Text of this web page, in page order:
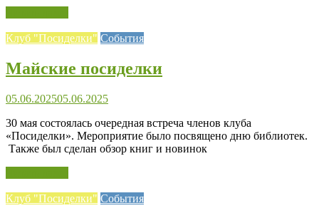
Клуб "Посиделки" События
Майские посиделки
05.06.202505.06.2025
30 мая состоялась очередная встреча членов клуба
«Посиделки». Мероприятие было посвящено дню библиотек.
Также был сделан обзор книг и новинок
Клуб "Посиделки" События